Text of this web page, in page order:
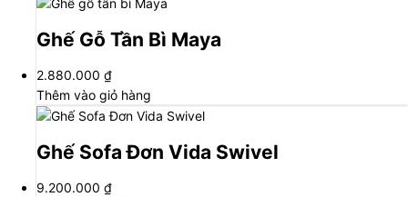
Ghế Gỗ Tần Bì Maya
2.880.000 ₫
Thêm vào giỏ hàng
Ghế Sofa Đơn Vida Swivel
9.200.000 ₫